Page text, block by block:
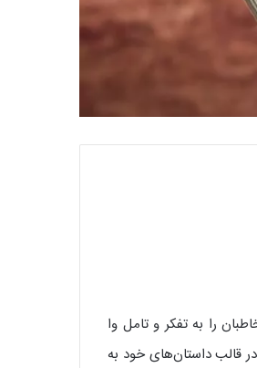
را به تفکر و تامل وا
قالب داستان‌های خود به